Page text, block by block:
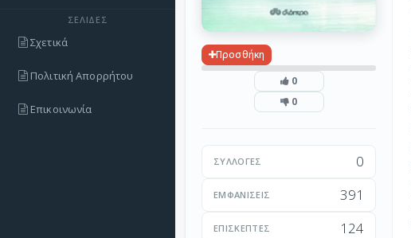
ΣΕΛΊΔΕΣ
Σχετικά
Πολιτική Απορρήτου
Επικοινωνία
Προσθήκη
0
0
ΣΥΛΛΟΓΈΣ 0
ΕΜΦΑΝΊΣΕΙΣ 391
ΕΠΙΣΚΈΠΤΕΣ 124